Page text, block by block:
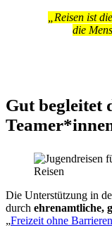
„Reisen ist
die
Gut begleitet
Die Unterstützung in
durch ehrenamtliche,
„Freizeit ohne